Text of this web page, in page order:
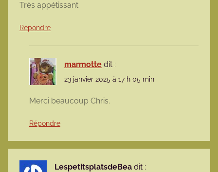
Très appétissant
Répondre
marmotte dit :
23 janvier 2025 à 17 h 05 min
Merci beaucoup Chris.
Répondre
LespetitsplatsdeBea dit :